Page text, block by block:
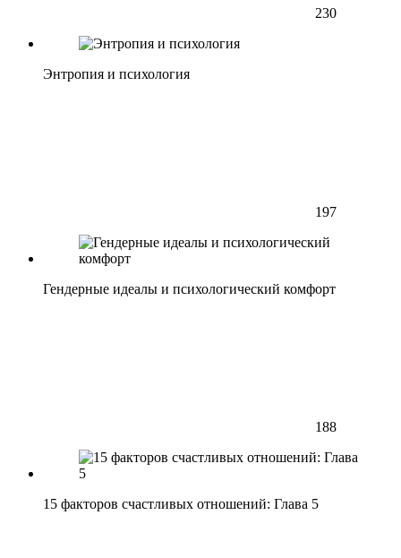
230
Энтропия и психология
197
Гендерные идеалы и психологический комфорт
188
15 факторов счастливых отношений: Глава 5